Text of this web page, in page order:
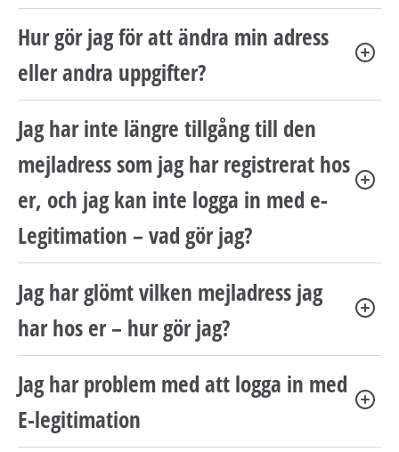
h
å
e
t
Hur gör jag för att ändra min adress
eller andra uppgifter?
Jag har inte längre tillgång till den
mejladress som jag har registrerat hos
er, och jag kan inte logga in med e-
Legitimation – vad gör jag?
Jag har glömt vilken mejladress jag
har hos er – hur gör jag?
Jag har problem med att logga in med
E-legitimation